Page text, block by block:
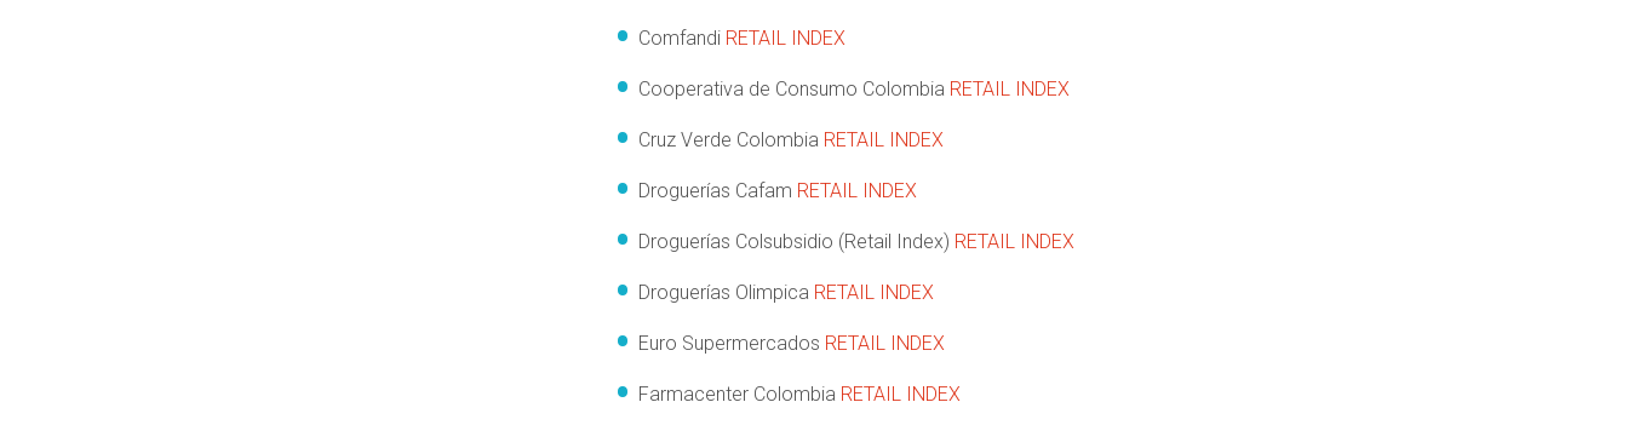
Comfandi RETAIL INDEX
Cooperativa de Consumo Colombia RETAIL INDEX
Cruz Verde Colombia RETAIL INDEX
Droguerías Cafam RETAIL INDEX
Droguerías Colsubsidio (Retail Index) RETAIL INDEX
Droguerías Olimpica RETAIL INDEX
Euro Supermercados RETAIL INDEX
Farmacenter Colombia RETAIL INDEX